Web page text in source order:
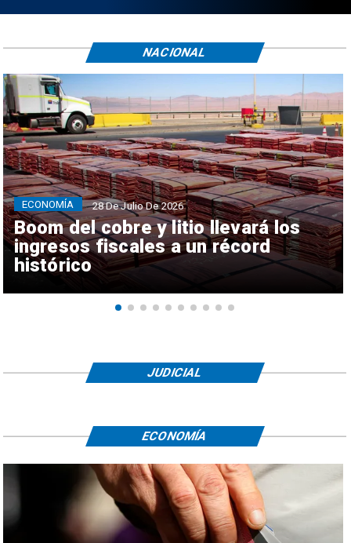
Boom del cobre y litio llevará los
ingresos fiscales a un récord
histórico
ECONOMÍA 28 De Julio De 2026
NACIONAL
JUDICIAL
ECONOMÍA